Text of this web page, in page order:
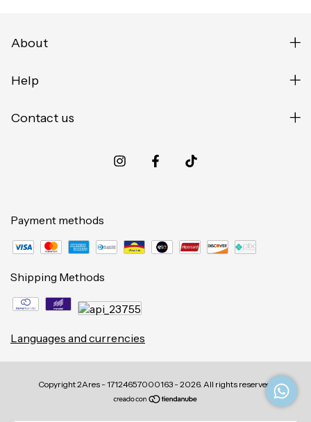
About
Help
Contact us
Payment methods
Shipping Methods
Languages and currencies
Copyright 2Ares - 17124657000163 - 2026. All rights reserved.